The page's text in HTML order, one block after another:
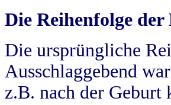
Die Reihenfolge
Die ursprüngliche
Ausschlaggebend
z.B. nach der